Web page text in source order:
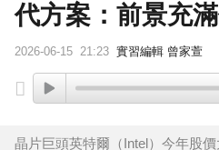
代方案：前景充
2026-06-15 21:23 實習編輯 曾家萱
晶片巨頭英特爾（Intel）今年股價